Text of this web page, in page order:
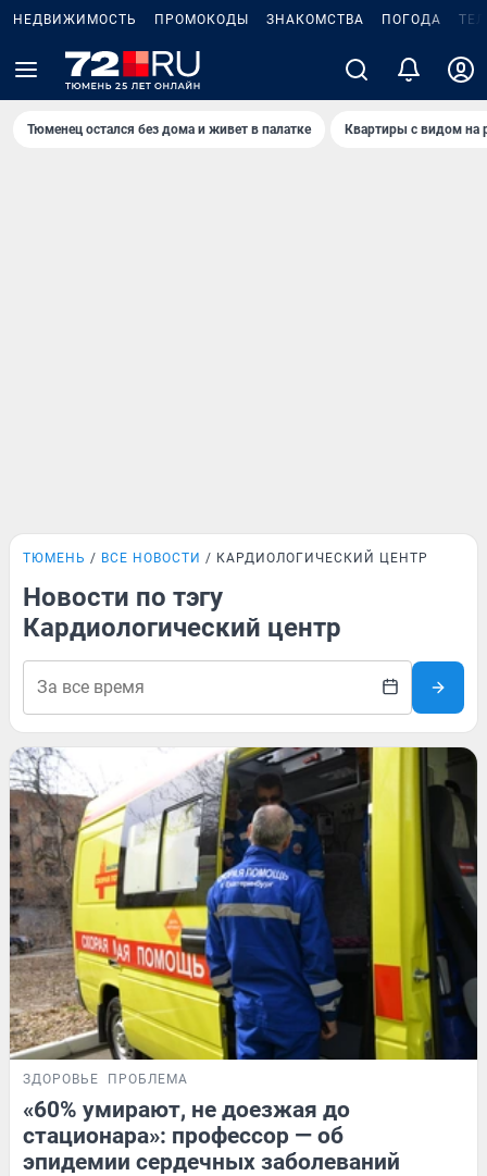
НЕДВИЖИМОСТЬ ПРОМОКОДЫ ЗНАКОМСТВА ПОГОДА
Тюменец остался без дома и живет в палатке Квартиры с видом на
ТЮМЕНЬ ВСЕ НОВОСТИ КАРДИОЛОГИЧЕСКИЙ ЦЕНТР
Новости по тэгу
Кардиологический центр
ЗДОРОВЬЕ ПРОБЛЕМА
«60% умирают, не доезжая до
стационара»: профессор — об
эпидемии сердечных заболеваний